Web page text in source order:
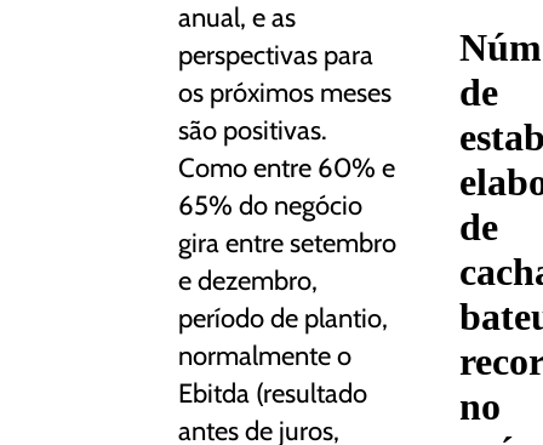
anual, e as
perspectivas para
os próximos meses
são positivas.
Como entre 60% e
65% do negócio
gira entre setembro
e dezembro,
período de plantio,
normalmente o
Ebitda (resultado
antes de juros,
de
de
no